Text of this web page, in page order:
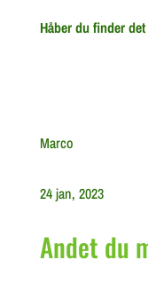
Håber du finder
Marco
24 jan, 2023
Andet du